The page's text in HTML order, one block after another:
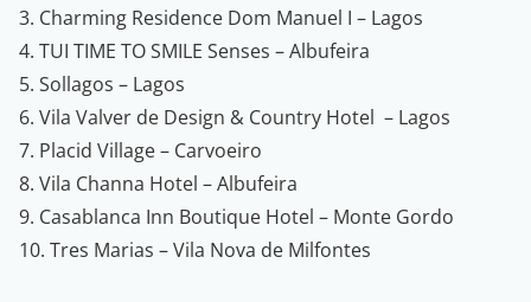
3. Charming Residence Dom Manuel I – Lagos
4. TUI TIME TO SMILE Senses – Albufeira
5. Sollagos – Lagos
6. Vila Valver de Design & Country Hotel – Lagos
7. Placid Village – Carvoeiro
8. Vila Channa Hotel – Albufeira
9. Casablanca Inn Boutique Hotel – Monte Gordo
10. Tres Marias – Vila Nova de Milfontes